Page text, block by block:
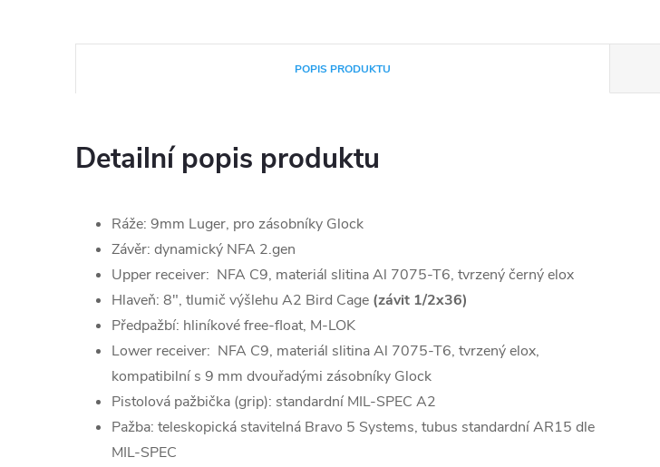
POPIS PRODUKTU
Detailní popis produktu
Ráže: 9mm Luger, pro zásobníky Glock
Závěr: dynamický NFA 2.gen
Upper receiver: NFA C9, materiál slitina Al 7075-T6, tvrzený černý elox
Hlaveň: 8", tlumič výšlehu A2 Bird Cage (závit 1/2x36)
Předpažbí: hliníkové free-float, M-LOK
Lower receiver: NFA C9, materiál slitina Al 7075-T6, tvrzený elox,
kompatibilní s 9 mm dvouřadými zásobníky Glock
Pistolová pažbička (grip): standardní MIL-SPEC A2
Pažba: teleskopická stavitelná Bravo 5 Systems, tubus standardní AR15 dle
MIL-SPEC